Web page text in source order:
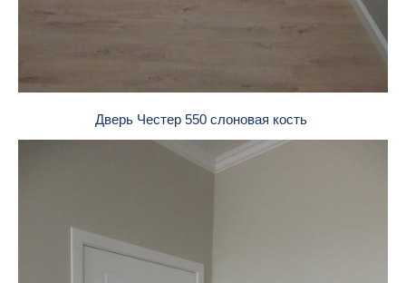
Дверь Честер 550 слоновая кость